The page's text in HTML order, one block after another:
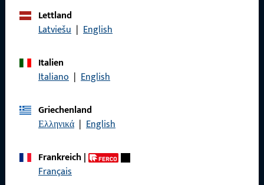
Lettland
Latviešu | English
Italien
Italiano | English
Griechenland
Ελληνικά | English
Frankreich|
Français
Kontakt aufnehmen
ProPoint-Serviceportal